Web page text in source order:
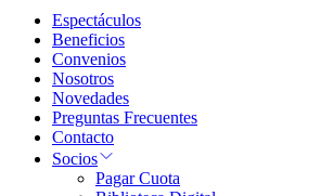
Espectáculos
Beneficios
Convenios
Nosotros
Novedades
Preguntas Frecuentes
Contacto
Socios
Pagar Cuota